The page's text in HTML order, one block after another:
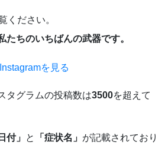
ください。
たちのいちばんの武器です。
を見る
タグラムの投稿数は3500を超えて
付」 と 「症状名」 が記載されており